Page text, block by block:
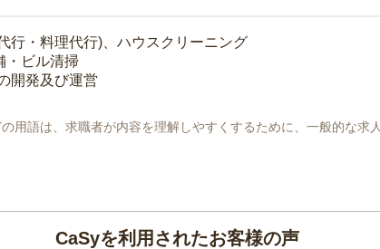
行・料理代行)、ハウスクリーニング
・ビル清掃
開発及び運営
語は、求職者が内容を理解しやすくするために、一般的な求
CaSyを利用されたお客様の声